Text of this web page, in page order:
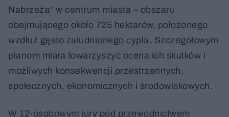
Nabrzeża” w centrum miasta – obszaru
obejmującego około 725 hektarów, położonego
wzdłuż gęsto zaludnionego cypla. Szczegółowym
planom miała towarzyszyć ocena ich skutków i
możliwych konsekwencji przestrzennych,
społecznych, ekonomicznych i środowiskowych.
W 12-osobowym jury pod przewodnictwem